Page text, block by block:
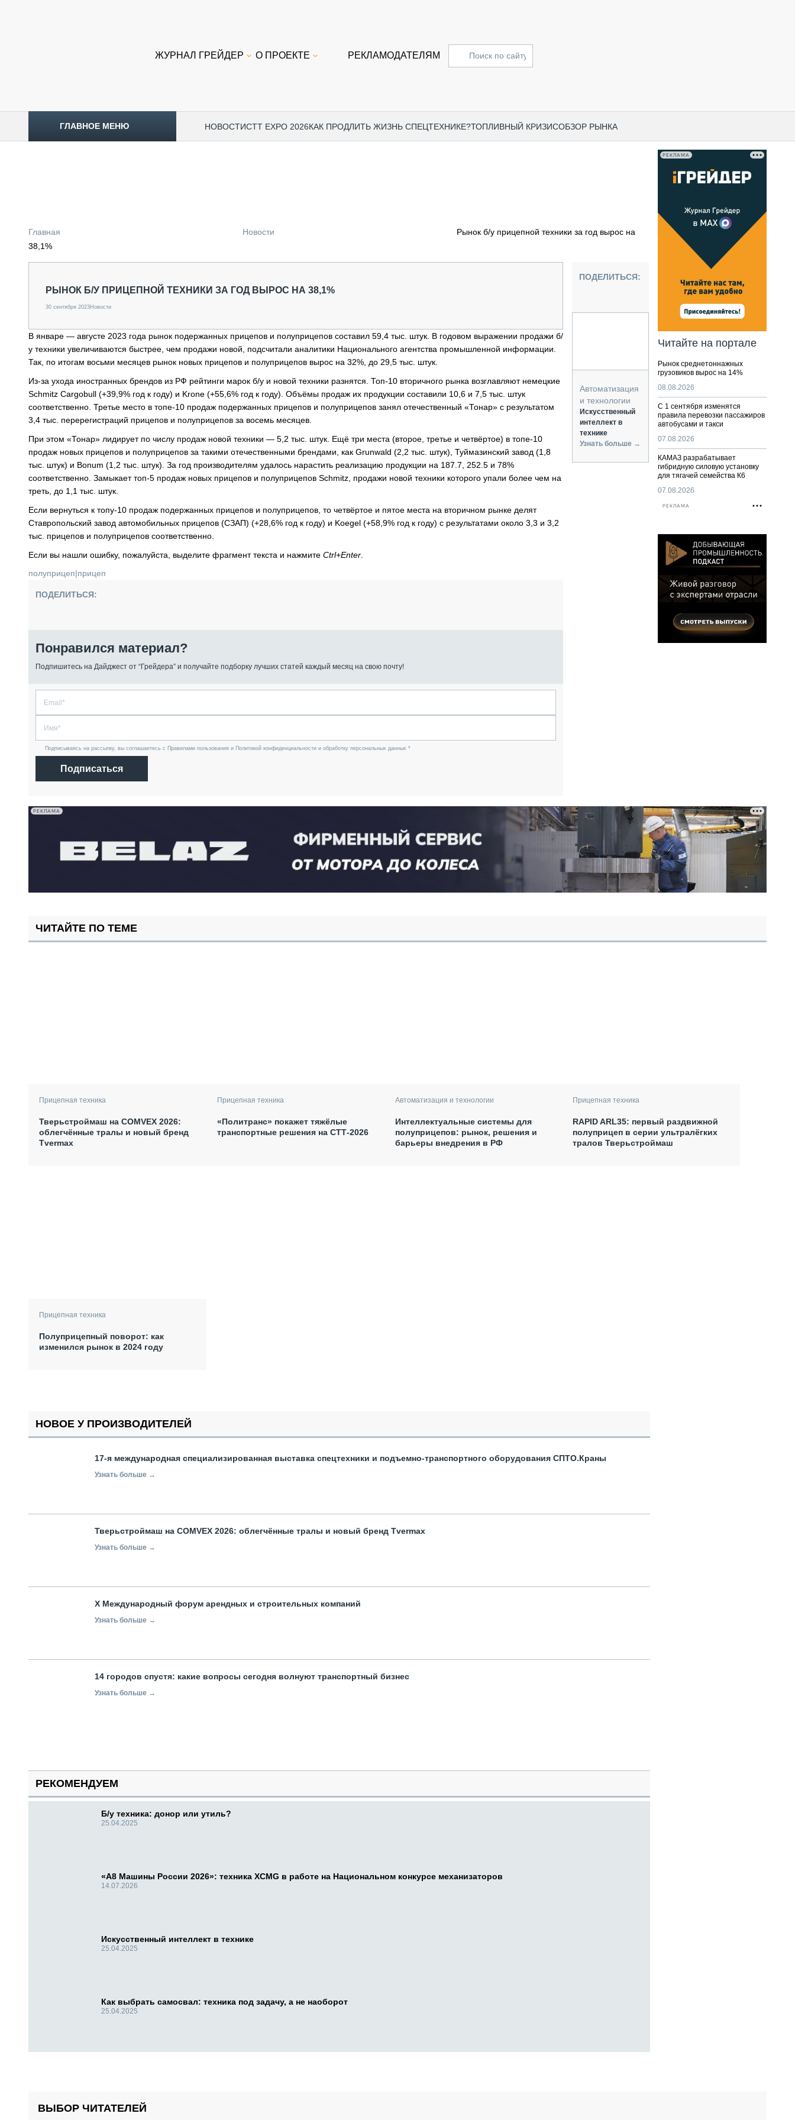
ЖУРНАЛ ГРЕЙДЕР О ПРОЕКТЕ РЕКЛАМОДАТЕЛЯМ
ГЛАВНОЕ МЕНЮ НОВОСТИCTT EXPO 2026КАК ПРОДЛИТЬ ЖИЗНЬ СПЕЦТЕХНИКЕ?ТОПЛИВНЫЙ КРИЗИСОБЗОР РЫНКА
ГРУЗОПЕРЕВОЗКИ
ИСПЫТАТЕЛИ
ТЕХНОЛОГИИ
ДОРОЖНАЯ ИНДУСТРИЯ
СЕРВИСМЕНЫ
ПОДЪЁМНАЯ ТЕХНИКА
ПАССАЖИРСКИЙ ТРАНСПОРТ
КАРЬЕРНАЯ ТЕХНИКА
ЛОГИСТИКА И СКЛАД
КОМПЛЕКТУЮЩИЕ И СЕРВИС
Главная Новости
Рынок б/у прицепной техники за год вырос на
38,1%
РЫНОК Б/У ПРИЦЕПНОЙ ТЕХНИКИ ЗА ГОД ВЫРОС НА 38,1%
30 сентября 2023Новости
В январе — августе 2023 года рынок подержанных прицепов и полуприцепов составил 59,4 тыс. штук. В годовом выражении продажи б/
у техники увеличиваются быстрее, чем продажи новой, подсчитали аналитики Национального агентства промышленной информации.
Так, по итогам восьми месяцев рынок новых прицепов и полуприцепов вырос на 32%, до 29,5 тыс. штук.
Из-за ухода иностранных брендов из РФ рейтинги марок б/у и новой техники разнятся. Топ-10 вторичного рынка возглавляют немецкие
Schmitz Cargobull (+39,9% год к году) и Krone (+55,6% год к году). Объёмы продаж их продукции составили 10,6 и 7,5 тыс. штук
соответственно. Третье место в топе-10 продаж подержанных прицепов и полуприцепов занял отечественный «Тонар» с результатом
3,4 тыс. перерегистраций прицепов и полуприцепов за восемь месяцев.
При этом «Тонар» лидирует по числу продаж новой техники — 5,2 тыс. штук. Ещё три места (второе, третье и четвёртое) в топе-10
продаж новых прицепов и полуприцепов за такими отечественными брендами, как Grunwald (2,2 тыс. штук), Туймазинский завод (1,8
тыс. штук) и Bonum (1,2 тыс. штук). За год производителям удалось нарастить реализацию продукции на 187.7, 252.5 и 78%
соответственно. Замыкает топ-5 продаж новых прицепов и полуприцепов Schmitz, продажи новой техники которого упали более чем на
треть, до 1,1 тыс. штук.
Если вернуться к топу-10 продаж подержанных прицепов и полуприцепов, то четвёртое и пятое места на вторичном рынке делят
Ставропольский завод автомобильных прицепов (СЗАП) (+28,6% год к году) и Koegel (+58,9% год к году) с результатами около 3,3 и 3,2
тыс. прицепов и полуприцепов соответственно.
Если вы нашли ошибку, пожалуйста, выделите фрагмент текста и нажмите Ctrl+Enter
полуприцеп|прицеп
ПОДЕЛИТЬСЯ:
Понравился материал?
Подпишитесь на Дайджест от “Грейдера” и получайте подборку лучших статей каждый месяц на свою почту!
Подписываясь на рассылку, вы соглашаетесь с Правилами пользования и Политикой конфиденциальности и обработку персональных данных *
Подписаться
ПОДЕЛИТЬСЯ:
Автоматизация
и технологии
Искусственный
интеллект в
технике
Узнать больше →
РЕКЛАМА
Читайте на портале
Рынок среднетоннажных
грузовиков вырос на 14%
08.08.2026
С 1 сентября изменятся
правила перевозки пассажиров
автобусами и такси
07.08.2026
КАМАЗ разрабатывает
гибридную силовую установку
для тягачей семейства К6
07.08.2026
РЕКЛАМА
РЕКЛАМА
ЧИТАЙТЕ ПО ТЕМЕ
Прицепная техника
Тверьстроймаш на COMVEX 2026:
облегчённые тралы и новый бренд
Tvermax
Прицепная техника
«Политранс» покажет тяжёлые
транспортные решения на СТТ-2026
Автоматизация и технологии
Интеллектуальные системы для
полуприцепов: рынок, решения и
барьеры внедрения в РФ
Прицепная техника
RAPID ARL35: первый раздвижной
полуприцеп в серии ультралёгких
тралов Тверьстроймаш
Прицепная техника
Полуприцепный поворот: как
изменился рынок в 2024 году
НОВОЕ У ПРОИЗВОДИТЕЛЕЙ
17-я международная специализированная выставка спецтехники и подъемно-транспортного оборудования СПТО.Краны
Узнать больше →
Тверьстроймаш на COMVEX 2026: облегчённые тралы и новый бренд Tvermax
Узнать больше →
X Международный форум арендных и строительных компаний
Узнать больше →
14 городов спустя: какие вопросы сегодня волнуют транспортный бизнес
Узнать больше →
РЕКОМЕНДУЕМ
Б/у техника: донор или утиль?
25.04.2025
«А8 Машины России 2026»: техника XCMG в работе на Национальном конкурсе механизаторов
14.07.2026
Искусственный интеллект в технике
25.04.2025
Как выбрать самосвал: техника под задачу, а не наоборот
25.04.2025
ВЫБОР ЧИТАТЕЛЕЙ